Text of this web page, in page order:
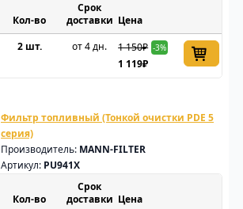
Срок
доставки Цена
2 шт. от 4 дн. 1 150₽ -3%
1 119₽
Фильтр топливный (Тонкой очистки PDE 5
серия)
Производитель: MANN-FILTER
Артикул: PU941X
Срок
доставки Цена